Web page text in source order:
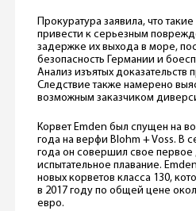
Прокуратура заявила, что
привести к серьезным
задержке их выхода в море,
безопасность Германии и
Анализ изъятых доказательств
Следствие также намерено
возможным заказчиком
Корвет Emden был спущен на
года на верфи Blohm + Voss. В
года он совершил свое первое
испытательное плавание.
новых корветов класса 130,
в 2017 году по общей цене
евро.